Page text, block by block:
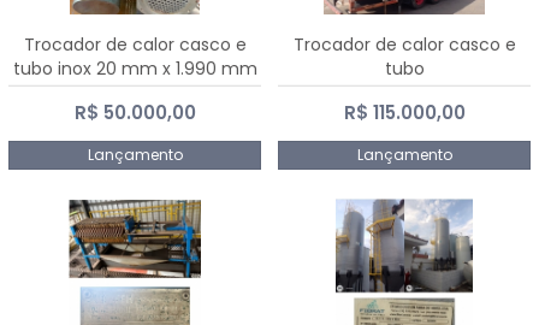
Trocador de calor casco e
tubo inox 20 mm x 1.990 mm
R$ 50.000,00
Lançamento
Trocador de calor casco e
tubo
R$ 115.000,00
Lançamento